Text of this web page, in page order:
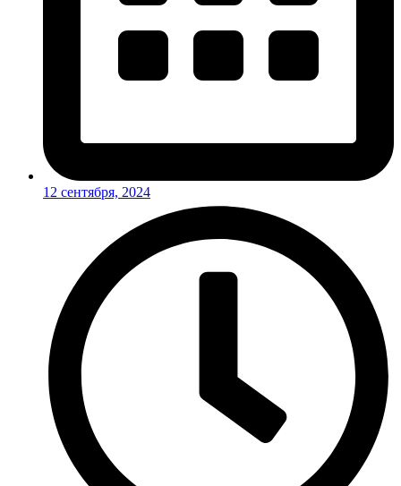
12 сентября, 2024